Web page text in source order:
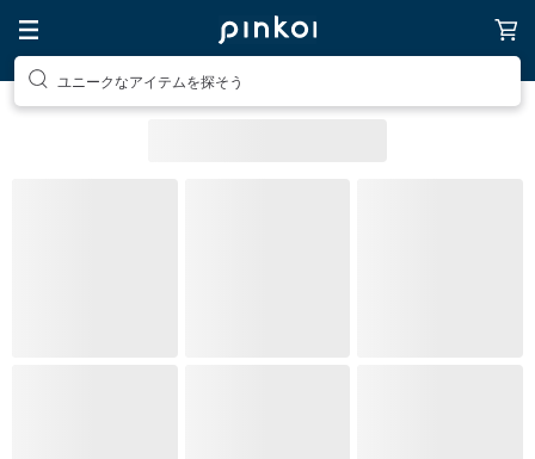
ユニークなアイテムを探そう